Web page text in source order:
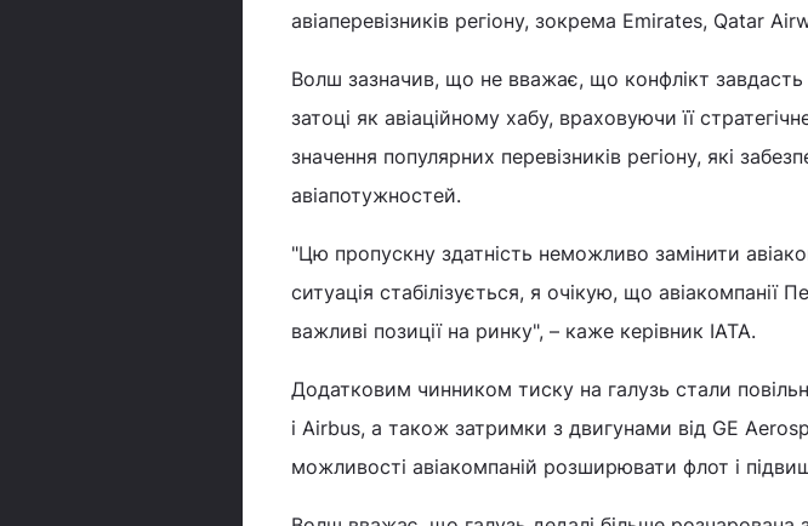
авіаперевізників регіону, зокрема Emirates, Qatar
Волш зазначив, що не вважає, що конфлікт
затоці як авіаційному хабу, враховуючи її
значення популярних перевізників регіону, які
авіапотужностей.
"Цю пропускну здатність неможливо замінити
ситуація стабілізується, я очікую, що авіакомпанії
важливі позиції на ринку", – каже керівник IATA.
Додатковим чинником тиску на галузь стали
і Airbus, а також затримки з двигунами від GE
можливості авіакомпаній розширювати флот і